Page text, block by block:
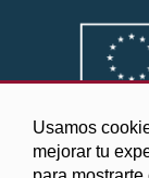
Usamos
mejorar tu